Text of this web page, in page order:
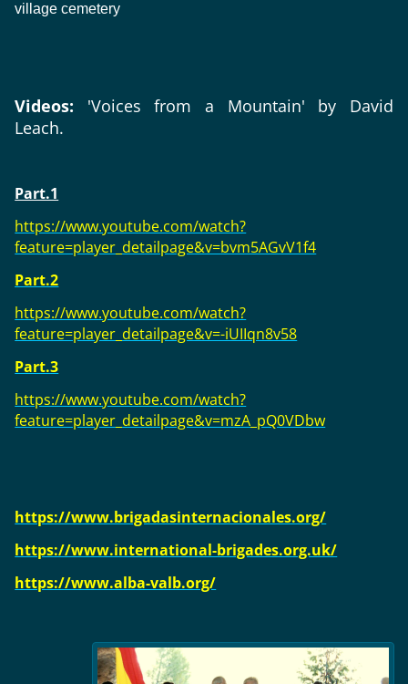
village cemetery
Videos: 'Voices from a Mountain' by David
Leach.
Part.1
https://www.youtube.com/watch?
feature=player_detailpage&v=bvm5AGvV1f4
Part.2
https://www.youtube.com/watch?
feature=player_detailpage&v=-iUIIqn8v58
Part.3
https://www.youtube.com/watch?
feature=player_detailpage&v=mzA_pQ0VDbw
https://www.brigadasinternacionales.org/
https://www.international-brigades.org.uk/
https://www.alba-valb.org/